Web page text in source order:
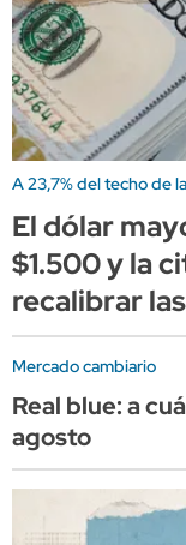
A 23,7% del techo de
El dólar
$1.500 y la
recalibrar
Mercado cambiario
Real blue: a
agosto